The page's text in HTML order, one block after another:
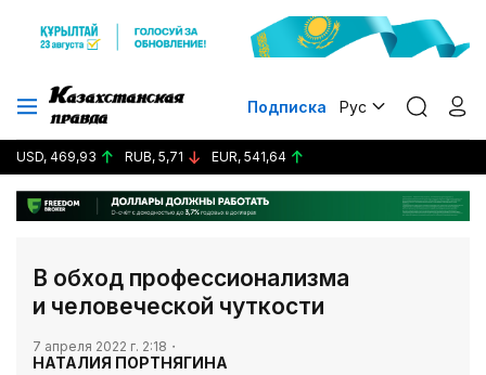
Подписка Рус
USD, 469,93 RUB, 5,71 EUR, 541,64
​​​​​​​В обход профессионализма
и человеческой чуткости
7 апреля 2022 г. 2:18
НАТАЛИЯ ПОРТНЯГИНА